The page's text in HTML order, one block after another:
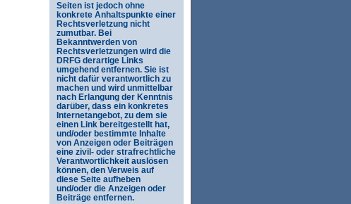
Seiten ist jedoch ohne
konkrete Anhaltspunkte einer
Rechtsverletzung nicht
zumutbar. Bei
Bekanntwerden von
Rechtsverletzungen wird die
DRFG derartige Links
umgehend entfernen. Sie ist
nicht dafür verantwortlich zu
machen und wird unmittelbar
nach Erlangung der Kenntnis
darüber, dass ein konkretes
Internetangebot, zu dem sie
einen Link bereitgestellt hat,
und/oder bestimmte Inhalte
von Anzeigen oder Beiträgen
eine zivil- oder strafrechtliche
Verantwortlichkeit auslösen
können, den Verweis auf
diese Seite aufheben
und/oder die Anzeigen oder
Beiträge entfernen.